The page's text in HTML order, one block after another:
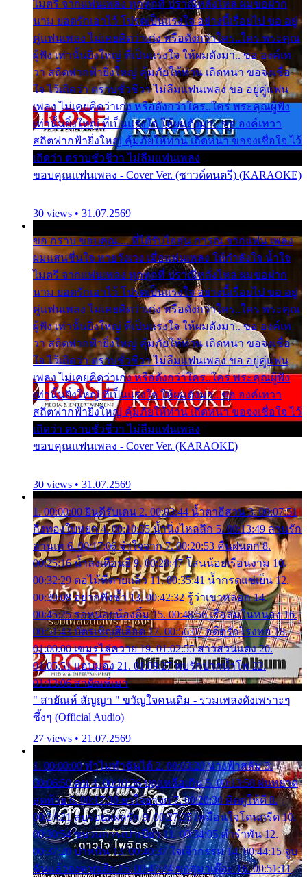
ไมตรี จากแฟนเพลง ทุกทุกที่ ปราณีหลั่งไหล ผมขอฝาก
นาม ยอดรักเอาไว้ โปรดเป็นแรงใจ อย่างนี้เรื่อยไป ขอ อยู่
คู่แฟนเพลง ไม่เคยคิดว่าเก่ง หรือดังกว่าใคร..ใคร พระคุณ
ผู้ฟัง เท่านั้นยิ่งใหญ่ ที่เป็นแรงใจ ให้ผมดังมา.. ขอ องค์เท
วา สถิตฟากฟ้ายิ่งใหญ่ คุ้มภัยให้ท่าน เถิดหนา ขอจงเชื่อ
ใจ ไว้เถิดว่า ตราบชั่วชีวา ไม่ลืมแฟนเพลง ขอ อยู่คู่แฟน
เพลง ไม่เคยคิดว่าเก่ง หรือดังกว่าใคร..ใคร พระคุณผู้ฟัง
เท่านั้นยิ่งใหญ่ ที่เป็นแรงใจ ให้ผมดังมา.. ขอ องค์เทวา
สถิตฟากฟ้ายิ่งใหญ่ คุ้มภัยให้ท่าน เถิดหนา ขอจงเชื่อใจ ไว้
เถิดว่า ตราบชั่วชีวา ไม่ลืมแฟนเพลง
ขอบคุณแฟนเพลง - Cover Ver. (ซาวด์ดนตรี) (KARAOKE)
30 views • 31.07.2569
ขอ กราบ ขอบคุณ.... ที่ได้รับไออุ่น การุณ จากแฟน เพลง
ผมแสนชื่นใจ หายวังเวง เมื่อแฟนเพลง ให้กำลังใจ น้ำใจ
ไมตรี จากแฟนเพลง ทุกทุกที่ ปราณีหลั่งไหล ผมขอฝาก
นาม ยอดรักเอาไว้ โปรดเป็นแรงใจ อย่างนี้เรื่อยไป ขอ อยู่
คู่แฟนเพลง ไม่เคยคิดว่าเก่ง หรือดังกว่าใคร..ใคร พระคุณ
ผู้ฟัง เท่านั้นยิ่งใหญ่ ที่เป็นแรงใจ ให้ผมดังมา.. ขอ องค์เท
วา สถิตฟากฟ้ายิ่งใหญ่ คุ้มภัยให้ท่าน เถิดหนา ขอจงเชื่อ
ใจ ไว้เถิดว่า ตราบชั่วชีวา ไม่ลืมแฟนเพลง ขอ อยู่คู่แฟน
เพลง ไม่เคยคิดว่าเก่ง หรือดังกว่าใคร..ใคร พระคุณผู้ฟัง
เท่านั้นยิ่งใหญ่ ที่เป็นแรงใจ ให้ผมดังมา.. ขอ องค์เทวา
สถิตฟากฟ้ายิ่งใหญ่ คุ้มภัยให้ท่าน เถิดหนา ขอจงเชื่อใจ ไว้
เถิดว่า ตราบชั่วชีวา ไม่ลืมแฟนเพลง
ขอบคุณแฟนเพลง - Cover Ver. (KARAOKE)
30 views • 31.07.2569
1. 00:00:00 ยินดีรับเดน 2. 00:03:44 น้ำตาอีสาน 3. 00:07:51
กิ่งทองใบหยก 4. 00:10:35 น้ำนิ่งไหลลึก 5. 00:13:49 ลานรัก
ลานเท 6. 00:17:06 จำใจจาก 7. 00:20:53 คืนฝนตก 8.
00:25:16 น้ำลงเดือนยี่ 9. 00:28:47 โสนน้อยเรือนงาม 10.
00:32:29 ตอไม้ที่ตายแล้ว 11. 00:35:41 น้ำกรดแช่เย็น 12.
00:39:08 อยากฟังซ้ำ 13. 00:42:32 รู้ว่าเขาหลอก 14.
00:45:25 รอหน่อยน้องติ๋ม 15. 00:48:56 เรือล่มในหนอง 16.
00:51:43 บัตรเชิญสีเลือด 17. 00:56:07 อดีตรักโรงทอ 18.
01:00:00 เขมรไล่ควาย 19. 01:02:55 สาวสวนแตง 20.
01:05:51 แอบมอง 21. 01:09:27 พบรักปากน้ำโพ 22.
01:13:06 สายัณห์เมา
" สายัณห์ สัญญา " ขวัญใจคนเดิม - รวมเพลงดังเพราะๆ
ซึ้งๆ (Official Audio)
27 views • 21.07.2569
1. 00:00:00 ทำไมทำฉันได้ 2. 00:03:20 นางฟ้าสลัม 3.
00:06:50 คน 4. 00:10:36 บุญเหลือเกิน 5. 00:13:58 ฝนหยาด
สุดท้าย 6. 00:17:30 ยาใจยาจก 7. 00:20:30 คิดดูให้ดี 8.
00:24:21 ลบรอยแผลรัก 9. 00:27:35 เหมือนใจโดนกรีด 10.
00:30:54 ขบวนการเปาเปียว 11. 00:34:05 คำรำพัน 12.
00:37:20 ปาหนัน 13. 00:40:37 ใจเจ้ากรรม 14. 00:44:15 จูบ
ฉันแล้วจงตายเสีย 15. 00:47:24 ขอสูมาเต๊อะ 16. 00:51:11